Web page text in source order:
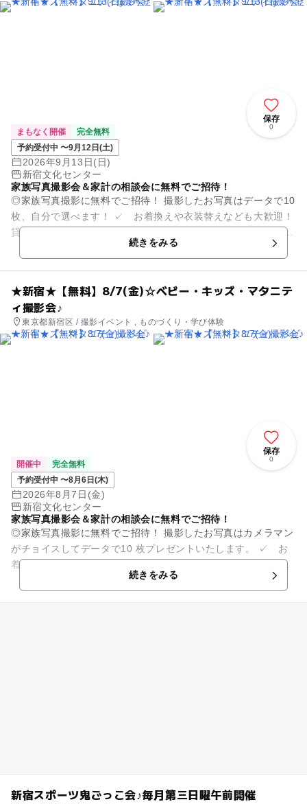
保存
0
まもなく開催
完全無料
予約受付中 〜9月12日(土)
2026年9月13日(日)
新宿文化センター
家族写真撮影会＆家計の相談会に無料でご招待！
◎家族写真撮影に無料でご招待！ 撮影したお写真はデータで10
枚、自分で選べます！ ✓ お着換えや衣装替えなども大歓迎！
貸し切りでたっぷり撮影いたします。 ✓ 小物などのお持ち込
続きをみる
★新宿★【無料】8/7(金)☆ベビー・キッズ・マタニテ
ィ撮影会♪
東京都新宿区 / 撮影イベント , ものづくり・学び体験
保存
0
開催中
完全無料
予約受付中 〜8月6日(木)
2026年8月7日(金)
新宿文化センター
家族写真撮影会＆家計の相談会に無料でご招待！
◎家族写真撮影に無料でご招待！ 撮影したお写真はカメラマン
がチョイスしてデータで10 枚プレゼントいたします。 ✓ お
着換えや衣装替えなども大歓迎！貸し切りでたっぷり撮影いた
続きをみる
新宿スポーツ鬼ごっこ会♪毎月第三日曜午前開催